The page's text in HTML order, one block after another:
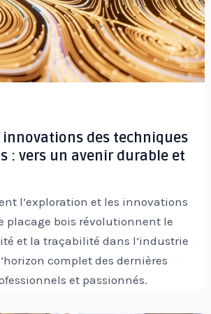
des techniques
: vers un avenir durable et
l’exploration et les innovations
placage bois révolutionnent le
et la traçabilité dans l’industrie
complet des dernières
et passionnés.